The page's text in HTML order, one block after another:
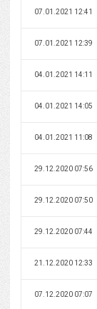
07.01.2021 12:41
07.01.2021 12:39
04.01.2021 14:11
04.01.2021 14:05
04.01.2021 11:08
29.12.2020 07:56
29.12.2020 07:50
29.12.2020 07:44
21.12.2020 12:33
07.12.2020 07:07